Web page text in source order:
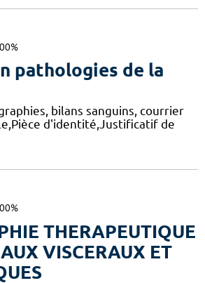
pathologies de la
bilans sanguins, courrier
d'identité,Justificatif de
THERAPEUTIQUE
VISCERAUX ET